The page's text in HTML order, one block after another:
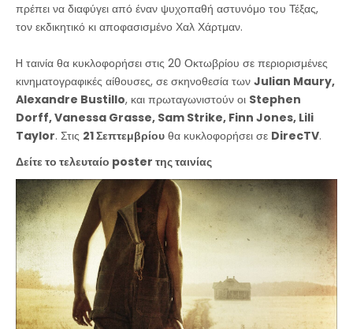
πρέπει να διαφύγει από έναν ψυχοπαθή αστυνόμο του Τέξας,
τον εκδικητικό κι αποφασισμένο Χαλ Χάρτμαν.
H ταινία θα κυκλοφορήσει στις 20 Οκτωβρίου σε περιορισμένες
κινηματογραφικές αίθουσες, σε σκηνοθεσία των Julian Maury,
Alexandre Bustillo, και πρωταγωνιστούν οι Stephen
Dorff, Vanessa Grasse, Sam Strike, Finn Jones, Lili
Taylor. Στις 21 Σεπτεμβρίου θα κυκλοφορήσει σε DirecTV.
Δείτε το τελευταίο poster της ταινίας